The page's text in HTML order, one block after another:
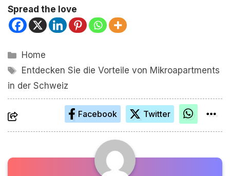
Spread the love
Kategorien
Home
Schlagwörter
Entdecken Sie die Vorteile von Mikroapartments
in der Schweiz
Facebook Twitter